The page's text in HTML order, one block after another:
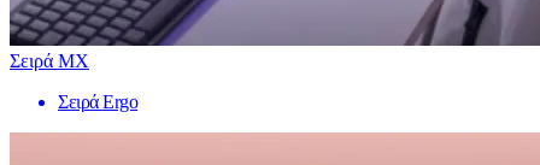
Σειρά MX
Σειρά Ergo